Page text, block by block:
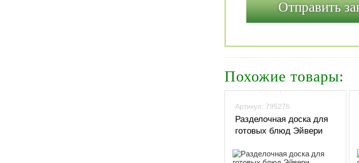
Похожие товары:
Артикул: 795276
Разделочная доска для
готовых блюд Эйвери